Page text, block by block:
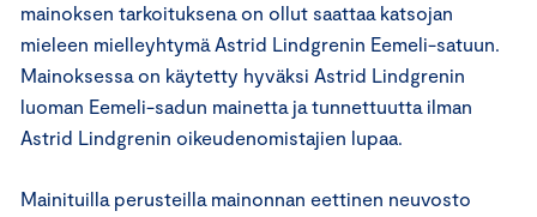
mainoksen tarkoituksena on ollut saattaa katsojan
mieleen mielleyhtymä Astrid Lindgrenin Eemeli-satuun.
Mainoksessa on käytetty hyväksi Astrid Lindgrenin
luoman Eemeli-sadun mainetta ja tunnettuutta ilman
Astrid Lindgrenin oikeudenomistajien lupaa.
Mainituilla perusteilla mainonnan eettinen neuvosto